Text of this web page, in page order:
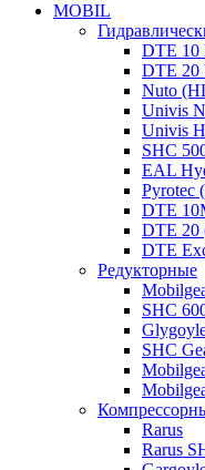
MOBIL
DTE 10
DTE 20
Nuto
Univis
Univis
SHC
EAL
Pyrotec
DTE
DTE 20
DTE
Редукторные
SHC
SHC
Rarus
Rarus